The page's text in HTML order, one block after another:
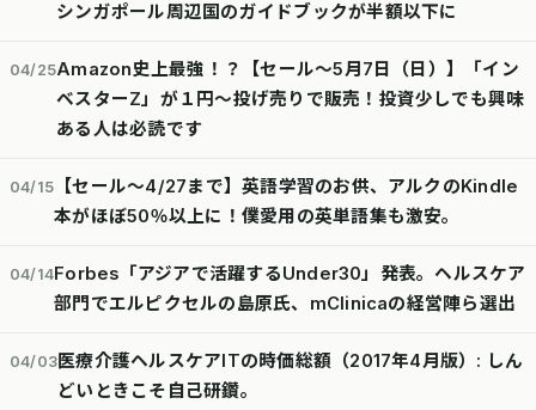
シンガポール周辺国のガイドブックが半額以下に
04/25Amazon史上最強！？【セール～5月7日（日）】「イン
ベスターZ」が１円～投げ売りで販売！投資少しでも興味
ある人は必読です
04/15
【セール～4/27まで】英語学習のお供、アルクのKindle
本がほぼ50％以上に！僕愛用の英単語集も激安。
04/14Forbes「アジアで活躍するUnder30」発表。ヘルスケア
部門でエルピクセルの島原氏、mClinicaの経営陣ら選出
04/03医療介護ヘルスケアITの時価総額（2017年4月版）: しん
どいときこそ自己研鑽。